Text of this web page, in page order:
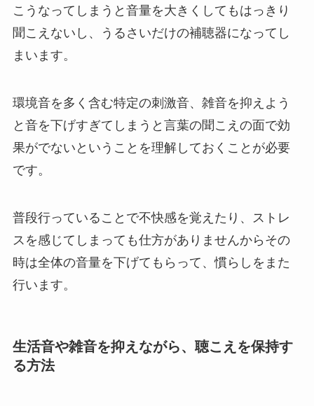
こうなってしまうと音量を大きくしてもはっきり
聞こえないし、うるさいだけの補聴器になってし
まいます。
環境音を多く含む特定の刺激音、雑音を抑えよう
と音を下げすぎてしまうと言葉の聞こえの面で効
果がでないということを理解しておくことが必要
です。
普段行っていることで不快感を覚えたり、ストレ
スを感じてしまっても仕方がありませんからその
時は全体の音量を下げてもらって、慣らしをまた
行います。
生活音や雑音を抑えながら、聴こえを保持す
る方法